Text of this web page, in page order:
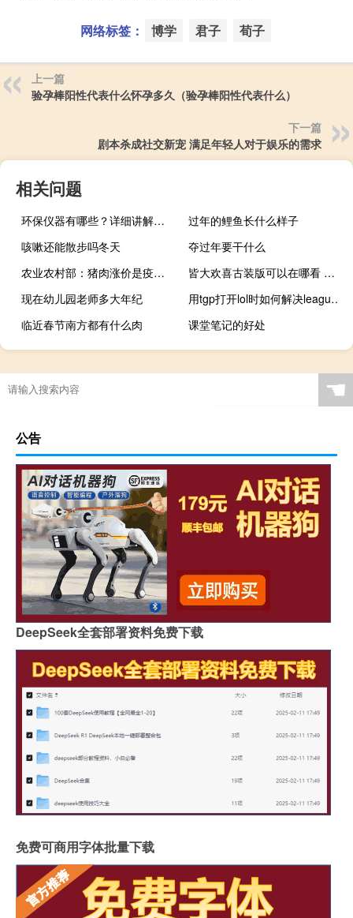
网络标签： 博学 君子 荀子
上一篇
验孕棒阳性代表什么怀孕多久（验孕棒阳性代表什么）
下一篇
剧本杀成社交新宠 满足年轻人对于娱乐的需求
相关问题
环保仪器有哪些？详细讲解各类环保仪器的使用方法
过年的鲤鱼长什么样子
咳嗽还能散步吗冬天
夺过年要干什么
农业农村部：猪肉涨价是疫情与“猪周期”叠加所致
皆大欢喜古装版可以在哪看 皆大欢喜现代版粤语
现在幼儿园老师多大年纪
用tgp打开lol时如何解决leagueclient exe
临近春节南方都有什么肉
课堂笔记的好处
“蕲春向鄂渚”的出处是哪里
☚
公告
DeepSeek全套部署资料免费下载
免费可商用字体批量下载